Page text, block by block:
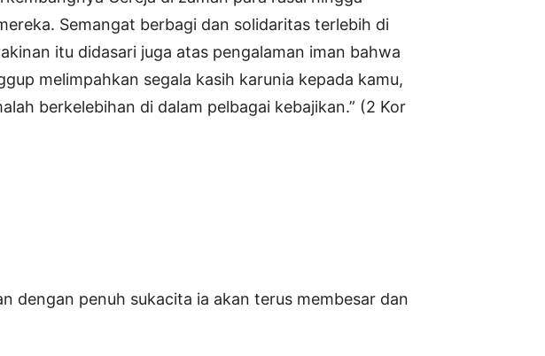
Semangat berbagi dan solidaritas terlebih di
itu didasari juga atas pengalaman iman bahwa
melimpahkan segala kasih karunia kepada kamu,
berkelebihan di dalam pelbagai kebajikan.” (2 Kor
dengan penuh sukacita ia akan terus membesar dan